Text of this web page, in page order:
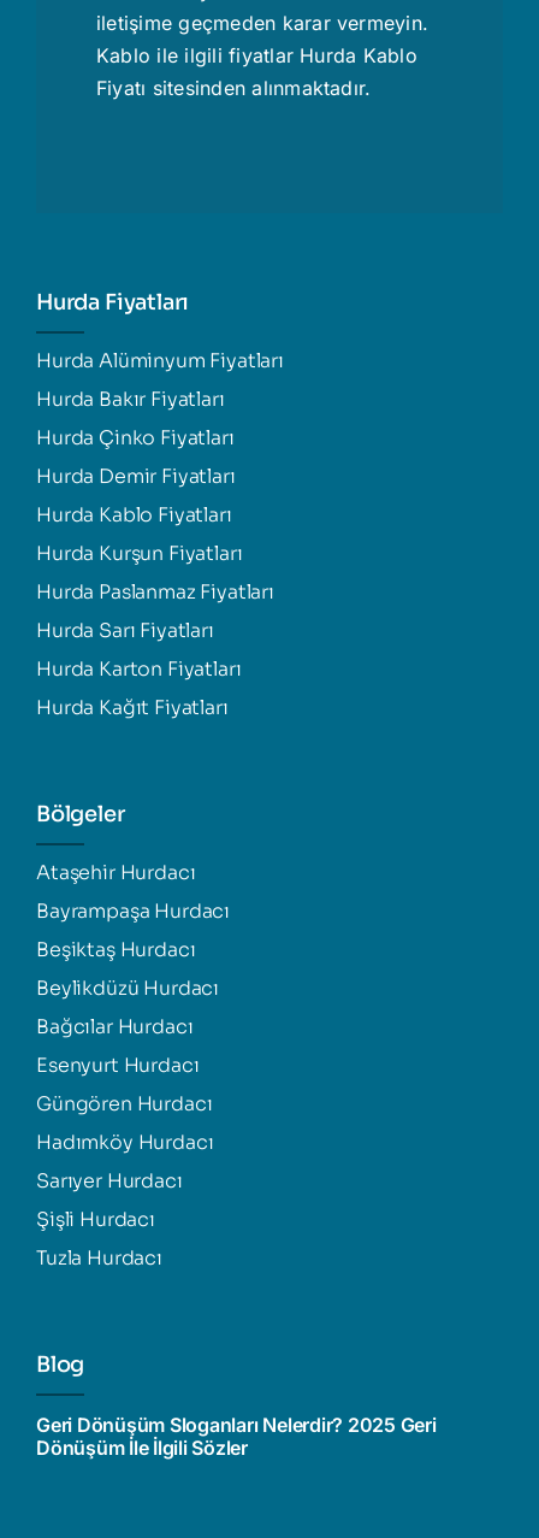
iletişime geçmeden karar vermeyin.
Kablo ile ilgili fiyatlar Hurda Kablo
Fiyatı sitesinden alınmaktadır.
Hurda Fiyatları
Hurda Alüminyum Fiyatları
Hurda Bakır Fiyatları
Hurda Çinko Fiyatları
Hurda Demir Fiyatları
Hurda Kablo Fiyatları
Hurda Kurşun Fiyatları
Hurda Paslanmaz Fiyatları
Hurda Sarı Fiyatları
Hurda Karton Fiyatları
Hurda Kağıt Fiyatları
Bölgeler
Ataşehir Hurdacı
Bayrampaşa Hurdacı
Beşiktaş Hurdacı
Beylikdüzü Hurdacı
Bağcılar Hurdacı
Esenyurt Hurdacı
Güngören Hurdacı
Hadımköy Hurdacı
Sarıyer Hurdacı
Şişli Hurdacı
Tuzla Hurdacı
Blog
Geri Dönüşüm Sloganları Nelerdir? 2025 Geri
Dönüşüm İle İlgili Sözler